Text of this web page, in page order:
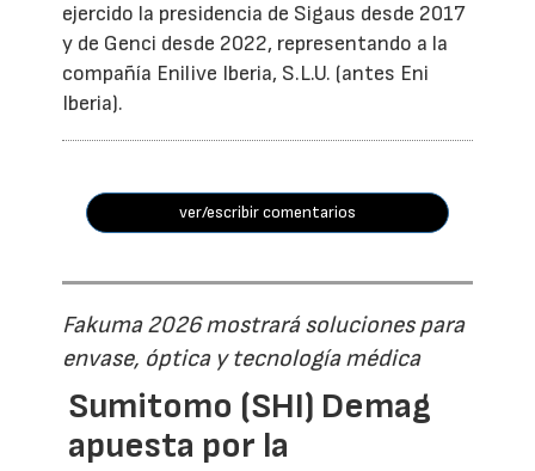
ejercido la presidencia de Sigaus desde 2017
y de Genci desde 2022, representando a la
compañía Enilive Iberia, S.L.U. (antes Eni
Iberia).
ver/escribir comentarios
Fakuma 2026 mostrará soluciones para
envase, óptica y tecnología médica
Sumitomo (SHI) Demag
apuesta por la